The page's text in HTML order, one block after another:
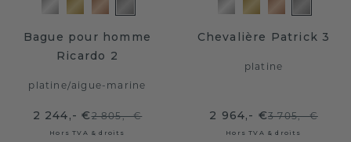
Bague pour homme
Ricardo 2
platine/aigue-marine
2 244,- €2 805,- €
Hors TVA & droits
Chevalière Patrick 3
platine
2 964,- €3 705,- €
Hors TVA & droits